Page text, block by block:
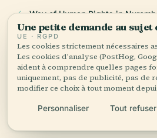
Way of Human Rights in
Tickets, and A Guide to This
2023,
Visiting the Way of Human
Tickets, History, and Nearby
Une petite demande au sujet
UE · RGPD
Les cookies strictement nécessaires
Les cookies d'analyse (PostHog,
aident à comprendre quelles pages
uniquement, pas de publicité, pas de
modifier ce choix à tout moment
Personnaliser Tout refuser